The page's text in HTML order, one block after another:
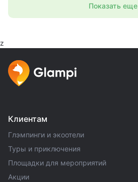
Показать еще
z
Клиентам
Глэмпинги и экоотели
Туры и приключения
Площадки для мероприятий
Акции